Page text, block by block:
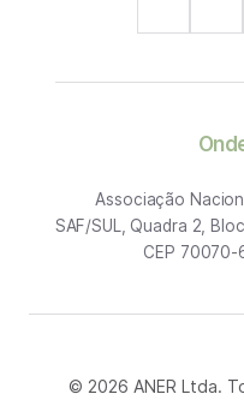
Associação
SAF/SUL, Quadra 2,
CEP 70070-
© 2026 ANER Ltda.